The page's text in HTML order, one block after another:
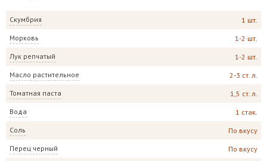
Скумбрия 1 шт.
Морковь 1-2 шт.
Лук репчатый 1-2 шт.
Масло растительное 2-3 ст. л.
Томатная паста 1,5 ст. л.
Вода 1 стак.
Соль По вкусу
Перец черный По вкусу